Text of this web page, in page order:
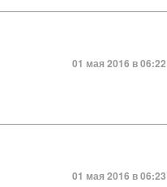
01 мая 2016 в 06:22
01 мая 2016 в 06:23